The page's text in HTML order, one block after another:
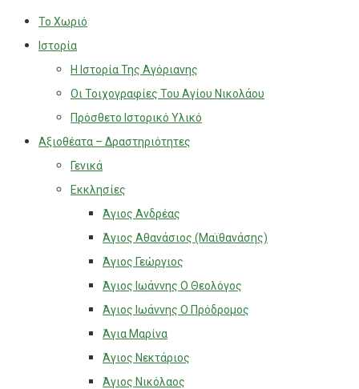
Το Χωριό
Ιστορία
Η Ιστορία Της Αγόριανης
Οι Τοιχογραφίες Του Αγίου Νικολάου
Πρόσθετο Ιστορικό Υλικό
Αξιοθέατα – Δραστηριότητες
Γενικά
Εκκλησίες
Άγιος Ανδρέας
Άγιος Αθανάσιος (Μαϊθανάσης)
Άγιος Γεώργιος
Άγιος Ιωάννης Ο Θεολόγος
Άγιος Ιωάννης Ο Πρόδρομος
Άγια Μαρίνα
Άγιος Νεκτάριος
Άγιος Νικόλαος